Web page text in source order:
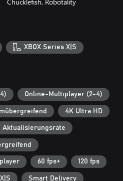
XBOX Series X|S
Online-Multiplayer (2-4)
4K Ultra HD
Aktualisierungsrate
60 fps+ 120 fps
Smart Delivery